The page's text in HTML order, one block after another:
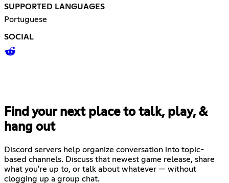
SUPPORTED LANGUAGES
Portuguese
SOCIAL
Find your next place to talk, play, &
hang out
Discord servers help organize conversation into topic-
based channels. Discuss that newest game release, share
what you're up to, or talk about whatever — without
clogging up a group chat.